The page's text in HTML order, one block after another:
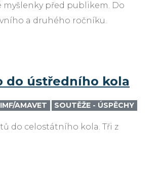
před publikem. Do
a druhého ročníku.
do ústředního kola
AMAVET SOUTĚŽE - ÚSPĚCHY
do celostátního kola. Tři z